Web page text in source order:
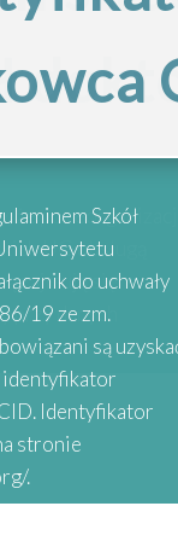
że po reorganizacji
UG obsługą
zajmują się
przy danych
Szkół
do uchwały
19 ze zm.
są
Identyfikator
stronie
.
z historiami osób,
stopień doktora.
doktoranckich
opowiadają o swoich